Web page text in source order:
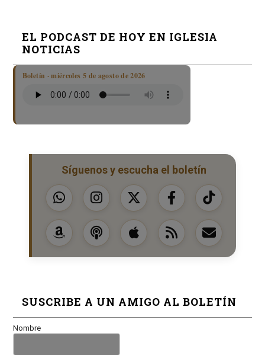
EL PODCAST DE HOY EN IGLESIA
NOTICIAS
Boletín · miércoles 5 de agosto de 2026
Síguenos y escucha el boletín
SUSCRIBE A UN AMIGO AL BOLETÍN
Nombre